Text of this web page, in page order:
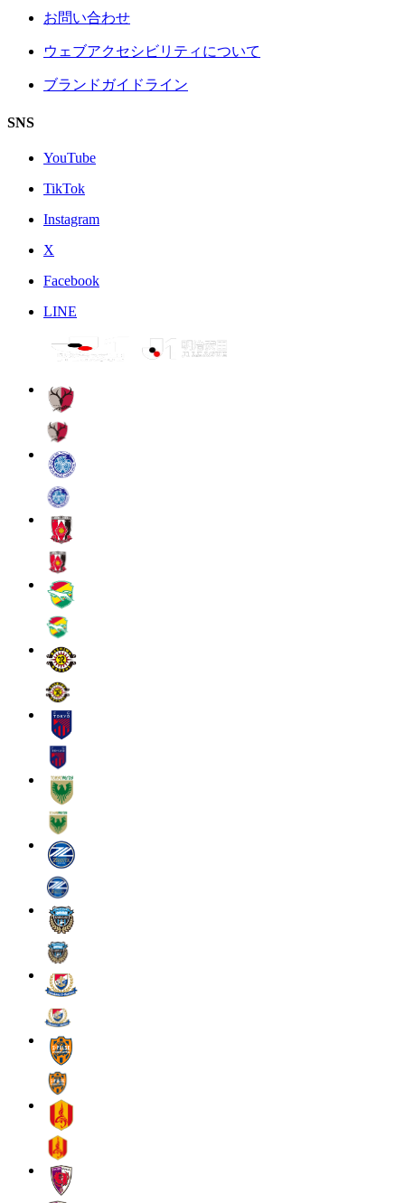
お問い合わせ
ウェブアクセシビリティについて
ブランドガイドライン
SNS
YouTube
TikTok
Instagram
X
Facebook
LINE